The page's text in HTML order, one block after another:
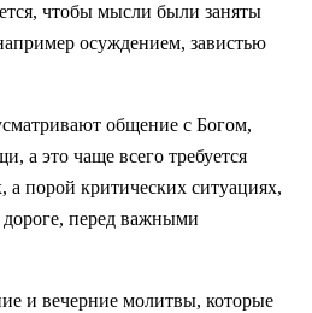
чтобы мысли были заняты
осуждением, завистью
общение с Богом,
а это чаще всего требуется
а порой критических ситуациях,
перед важными
и вечерние молитвы, которые